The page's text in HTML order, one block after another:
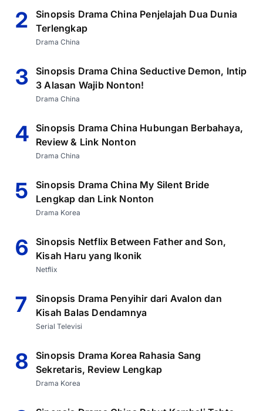
2
Sinopsis Drama China Penjelajah Dua Dunia
Terlengkap
Drama China
3
Sinopsis Drama China Seductive Demon, Intip
3 Alasan Wajib Nonton!
Drama China
4 Sinopsis Drama China Hubungan Berbahaya,
Review & Link Nonton
Drama China
5
Sinopsis Drama China My Silent Bride
Lengkap dan Link Nonton
Drama Korea
6
Sinopsis Netflix Between Father and Son,
Kisah Haru yang Ikonik
Netflix
7
Sinopsis Drama Penyihir dari Avalon dan
Kisah Balas Dendamnya
Serial Televisi
8
Sinopsis Drama Korea Rahasia Sang
Sekretaris, Review Lengkap
Drama Korea